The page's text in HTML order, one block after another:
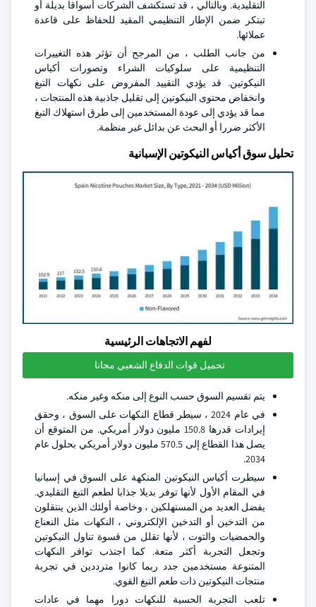
التقليدية. وبالتالي ، قد تستكشف الشركات أسواقا بديلة أو
تبتكر ضمن الإطار التنظيمي المقيد للحفاظ على قاعدة
عملائها.
من جانب الطلب ، من المرجح أن تؤثر هذه التغييرات
التنظيمية على سلوكيات الشراء وتصورات أكياس
النيكوتين. قد يؤدي التقييد المفروض على نكهات التبغ
وانخفاض محتوى النيكوتين إلى تقليل جاذبية هذه المنتجات ،
مما قد يؤدي إلى عودة المستخدمين إلى طرق استهلاك التبغ
الأكثر ضررا أو البحث عن بدائل غير منظمة.
تحليل سوق أكياس النيكوتين الإسبانية
لفهم الاتجاهات الرئيسية
تحميل قوات الدفاع الشعبي مجانا
يتم تقسيم السوق حسب النوع إلى منكه وغير منكه.
في عام 2024 ، سيطر قطاع النكهات على السوق ، وحقق
إيرادات قدرها 150.8 مليون دولار أمريكي. من المتوقع أن
يصل هذا القطاع إلى 570.5 مليون دولار أمريكي بحلول عام
2034.
سيطرت أكياس النيكوتين المنكهة على السوق في إسبانيا
في المقام الأول لأنها توفر بديلا جذابا لطعم التبغ التقليدي.
يفضل العديد من المستهلكين ، وخاصة أولئك الذين ينتقلون
من التدخين أو التدخين الإلكتروني ، النكهات مثل النعناع
والحمضيات والتوت ، لأنها تقلل من قسوة تناول النيكوتين
وتجعل التجربة أكثر متعة. كما اجتذب توافر النكهات
المتنوعة مستخدمين جدد ربما كانوا مترددين في تجربة
منتجات النيكوتين ذات طعم التبغ القوي.
تلعب التجربة الحسية للنكهات دورا مهما في عادات